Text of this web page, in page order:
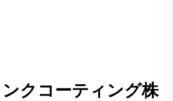
クコーティング株